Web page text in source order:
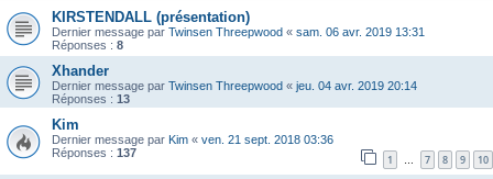
KIRSTENDALL (présentation)
Dernier message par Twinsen Threepwood « sam. 06 avr. 2019 13:31
Réponses : 8
Xhander
Dernier message par Twinsen Threepwood « jeu. 04 avr. 2019 20:14
Réponses : 13
Kim
Dernier message par Kim « ven. 21 sept. 2018 03:36
Réponses : 137 1 … 7 8 9 10